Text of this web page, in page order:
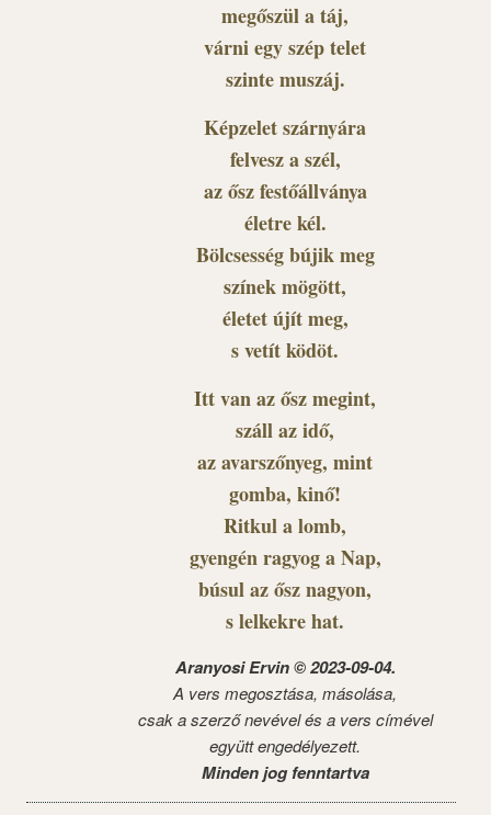
megőszül a táj,
várni egy szép telet
szinte muszáj.
Képzelet szárnyára
felvesz a szél,
az ősz festőállványa
életre kél.
Bölcsesség bújik meg
színek mögött,
életet újít meg,
s vetít ködöt.
Itt van az ősz megint,
száll az idő,
az avarszőnyeg, mint
gomba, kinő!
Ritkul a lomb,
gyengén ragyog a Nap,
búsul az ősz nagyon,
s lelkekre hat.
Aranyosi Ervin © 2023-09-04.
A vers megosztása, másolása,
csak a szerző nevével és a vers címével
együtt engedélyezett.
Minden jog fenntartva